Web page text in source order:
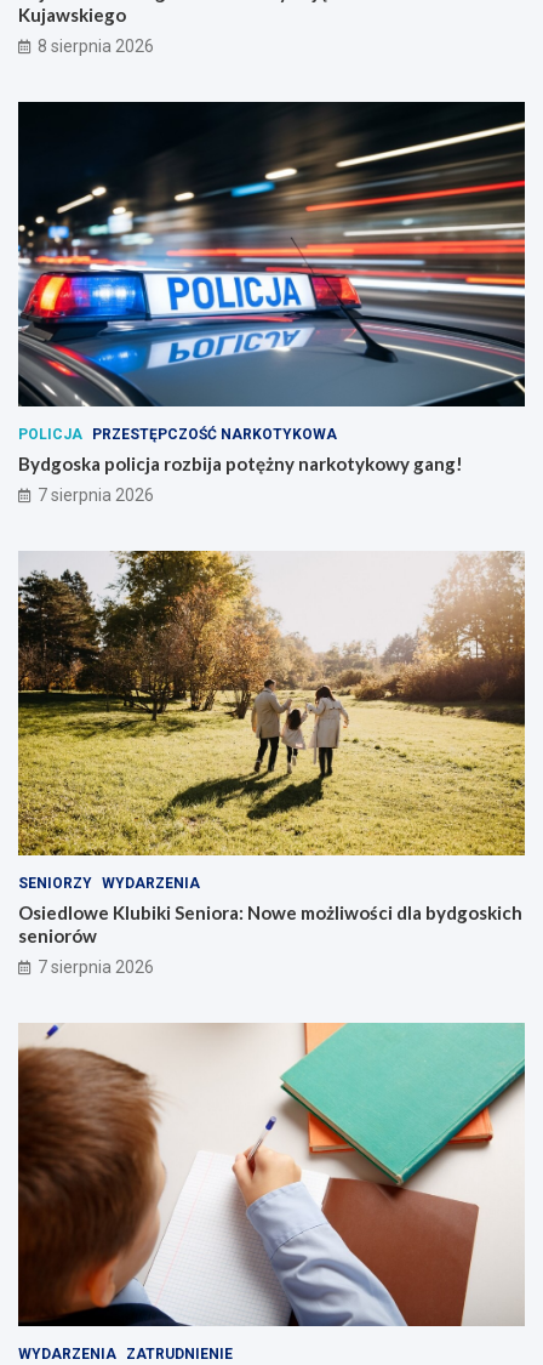
Kujawskiego
8 sierpnia 2026
POLICJA PRZESTĘPCZOŚĆ NARKOTYKOWA
Bydgoska policja rozbija potężny narkotykowy gang!
7 sierpnia 2026
SENIORZY WYDARZENIA
Osiedlowe Klubiki Seniora: Nowe możliwości dla bydgoskich
seniorów
7 sierpnia 2026
WYDARZENIA ZATRUDNIENIE